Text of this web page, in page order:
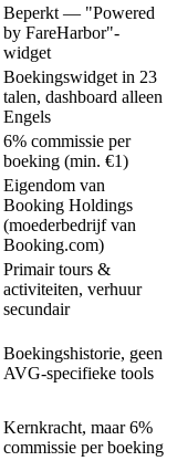
Beperkt — "Powered
by FareHarbor"-
widget
Boekingswidget in 23
talen, dashboard alleen
Engels
6% commissie per
boeking (min. €1)
Eigendom van
Booking Holdings
(moederbedrijf van
Booking.com)
Primair tours &
activiteiten, verhuur
secundair
Boekingshistorie, geen
AVG-specifieke tools
Kernkracht, maar 6%
commissie per boeking